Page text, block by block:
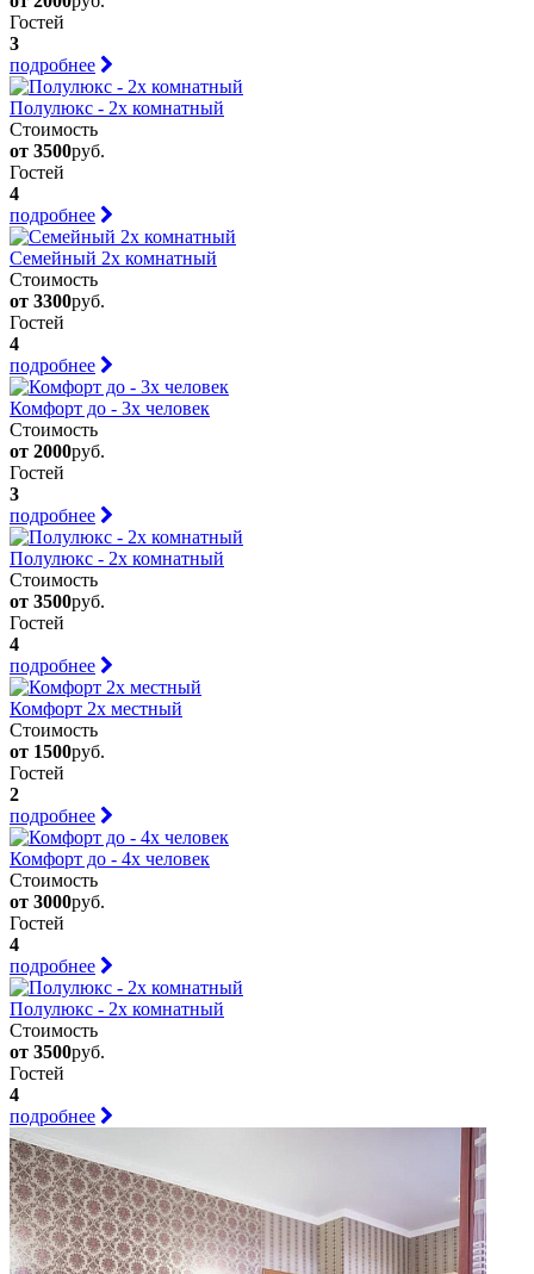
Гостей
3
подробнее
Полулюкс - 2х комнатный
Стоимость
от 3500руб.
Гостей
4
подробнее
Семейный 2х комнатный
Стоимость
от 3300руб.
Гостей
4
подробнее
Комфорт до - 3х человек
Стоимость
от 2000руб.
Гостей
3
подробнее
Полулюкс - 2х комнатный
Стоимость
от 3500руб.
Гостей
4
подробнее
Комфорт 2х местный
Стоимость
от 1500руб.
Гостей
2
подробнее
Комфорт до - 4х человек
Стоимость
от 3000руб.
Гостей
4
подробнее
Полулюкс - 2х комнатный
Стоимость
от 3500руб.
Гостей
4
подробнее